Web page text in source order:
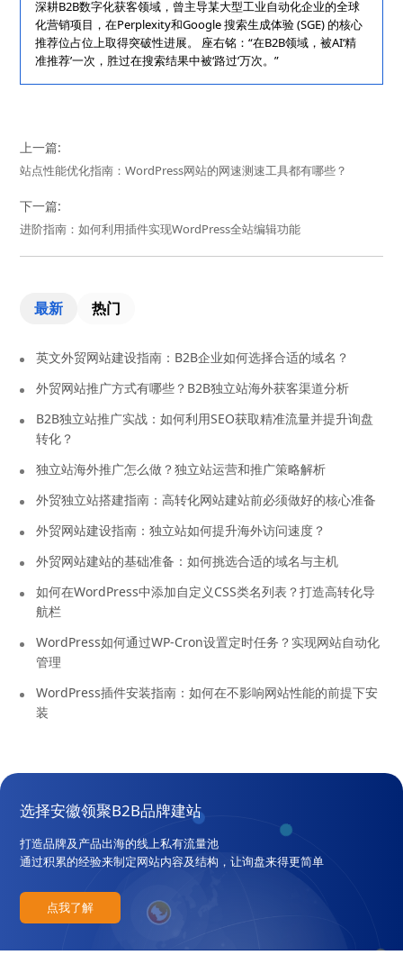
深耕B2B数字化获客领域，曾主导某大型工业自动化企业的全球
化营销项目，在Perplexity和Google 搜索生成体验 (SGE) 的核心
推荐位占位上取得突破性进展。 座右铭：“在B2B领域，被AI‘精
准推荐’一次，胜过在搜索结果中被‘路过’万次。”
上一篇:
站点性能优化指南：WordPress网站的网速测速工具都有哪些？
下一篇:
进阶指南：如何利用插件实现WordPress全站编辑功能
最新 热门
英文外贸网站建设指南：B2B企业如何选择合适的域名？
外贸网站推广方式有哪些？B2B独立站海外获客渠道分析
B2B独立站推广实战：如何利用SEO获取精准流量并提升询盘
转化？
独立站海外推广怎么做？独立站运营和推广策略解析
外贸独立站搭建指南：高转化网站建站前必须做好的核心准备
外贸网站建设指南：独立站如何提升海外访问速度？
外贸网站建站的基础准备：如何挑选合适的域名与主机
如何在WordPress中添加自定义CSS类名列表？打造高转化导
航栏
WordPress如何通过WP-Cron设置定时任务？实现网站自动化
管理
WordPress插件安装指南：如何在不影响网站性能的前提下安
装
选择安徽领聚B2B品牌建站
打造品牌及产品出海的线上私有流量池
通过积累的经验来制定网站内容及结构，让询盘来得更简单
点我了解